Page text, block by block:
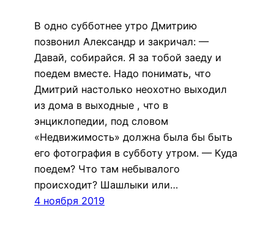
В одно субботнее утро Дмитрию
позвонил Александр и закричал: —
Давай, собирайся. Я за тобой заеду и
поедем вместе. Надо понимать, что
Дмитрий настолько неохотно выходил
из дома в выходные , что в
энциклопедии, под словом
«Недвижимость» должна была бы быть
его фотография в субботу утром. — Куда
поедем? Что там небывалого
происходит? Шашлыки или…
4 ноября 2019